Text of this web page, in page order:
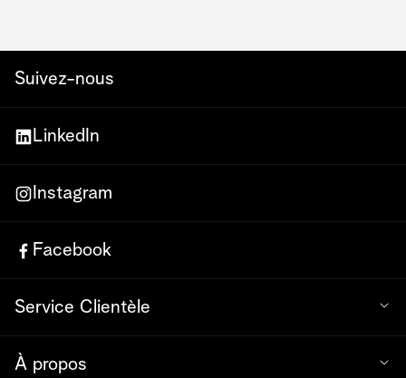
Suivez-nous
LinkedIn
Instagram
Facebook
Service Clientèle
À propos